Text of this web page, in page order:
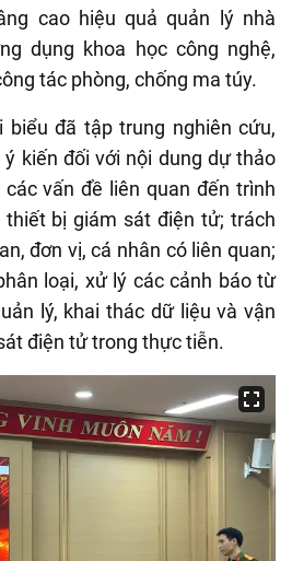
cao hiệu quả quản lý nhà
dụng khoa học công nghệ,
tác phòng, chống ma túy.
biểu đã tập trung nghiên cứu,
kiến đối với nội dung dự thảo
vấn đề liên quan đến trình
bị giám sát điện tử; trách
đơn vị, cá nhân có liên quan;
loại, xử lý các cảnh báo từ
lý, khai thác dữ liệu và vận
điện tử trong thực tiễn.